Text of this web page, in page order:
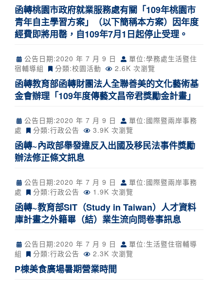
函轉桃園市政府就業服務處有關「109年桃園市
青年自主學習方案」（以下簡稱本方案）因年度
經費即將用罄，自109年7月1日起停止受理。
公告日期:2020 年 7 月 9 日
單位:學務處生活暨住
宿輔導組
分類:校園活動 2.6K 次瀏覽
函轉教育部函轉財團法人全聯善美的文化藝術基
金會辦理「109年度傳藝文昌帝君獎勵金計畫」
公告日期:2020 年 7 月 9 日
單位:國際暨兩岸事務
處
分類:行政公告 3.9K 次瀏覽
函轉~內政部舉發違反入出國及移民法事件獎勵
辦法修正條文訊息
公告日期:2020 年 7 月 9 日
單位:國際暨兩岸事務
處
分類:行政公告 1.9K 次瀏覽
函轉~教育部SIT（Study in Taiwan）人才資料
庫計畫之外籍畢（結）業生流向問卷事訊息
公告日期:2020 年 7 月 9 日
單位:生活暨住宿輔導
組
分類:行政公告 2.3K 次瀏覽
P棟美食廣場暑期營業時間